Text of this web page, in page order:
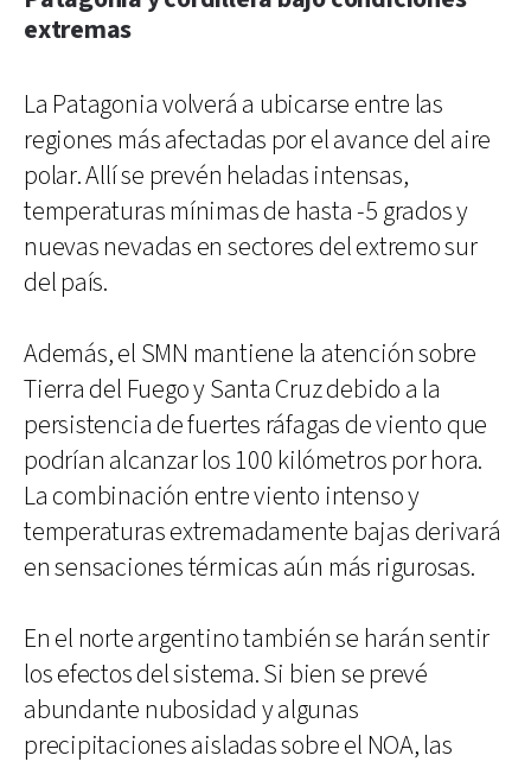
extremas
La Patagonia volverá a ubicarse entre las
regiones más afectadas por el avance del aire
polar. Allí se prevén heladas intensas,
temperaturas mínimas de hasta -5 grados y
nuevas nevadas en sectores del extremo sur
del país.
Además, el SMN mantiene la atención sobre
Tierra del Fuego y Santa Cruz debido a la
persistencia de fuertes ráfagas de viento que
podrían alcanzar los 100 kilómetros por hora.
La combinación entre viento intenso y
temperaturas extremadamente bajas derivará
en sensaciones térmicas aún más rigurosas.
En el norte argentino también se harán sentir
los efectos del sistema. Si bien se prevé
abundante nubosidad y algunas
precipitaciones aisladas sobre el NOA, las